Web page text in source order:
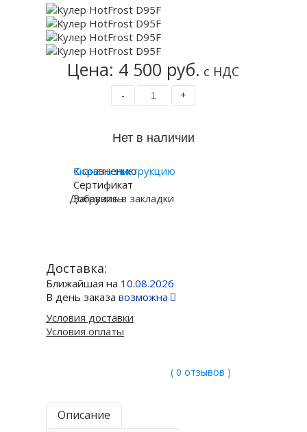
Цена: 4 500 руб. с НДС
- +
К сравнению
Добавить в закладки
Скачать инструкцию
Сертификат
Загрузить
Доставка:
Ближайшая на 10.08.2026
В день заказавозможна
Условия доставки
Условия оплаты
( 0 отзывов )
Описание